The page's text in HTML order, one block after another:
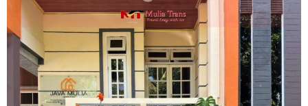
Sewa
Motor
Honda
Scoopy
Stylish
Pasuruan